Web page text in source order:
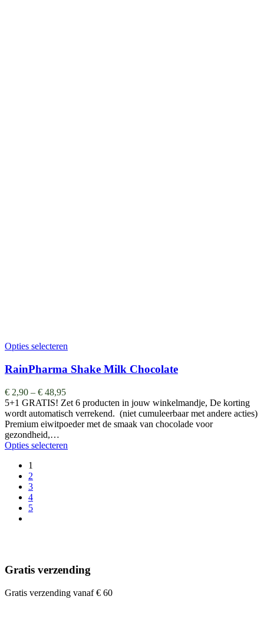
Opties selecteren
RainPharma Shake Milk Chocolate
€ 2,90 – € 48,95
5+1 GRATIS! Zet 6 producten in jouw winkelmandje, De korting
wordt automatisch verrekend. (niet cumuleerbaar met andere acties)
Premium eiwitpoeder met de smaak van chocolade voor
gezondheid,…
Opties selecteren
1
2
3
4
5
Gratis verzending
Gratis verzending vanaf € 60